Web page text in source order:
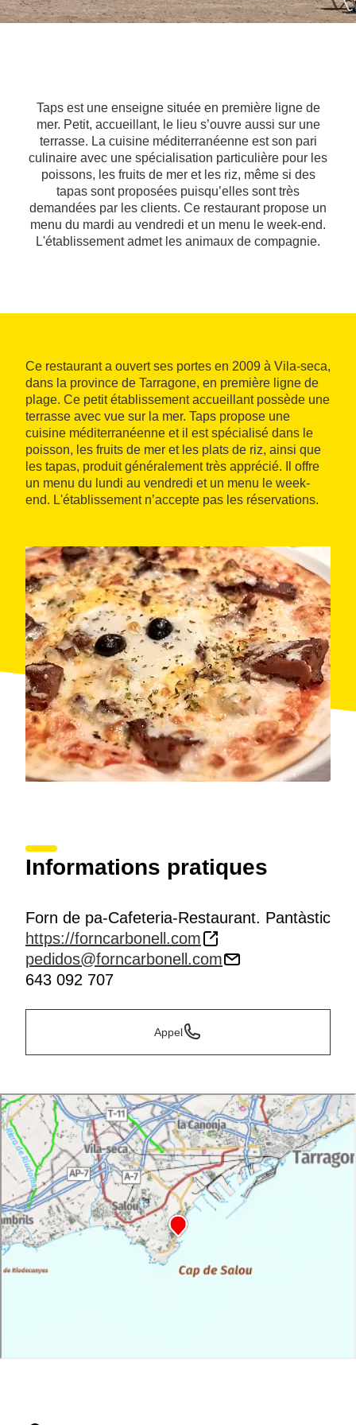
Taps est une enseigne située en première ligne de
mer. Petit, accueillant, le lieu s’ouvre aussi sur une
terrasse. La cuisine méditerranéenne est son pari
culinaire avec une spécialisation particulière pour les
poissons, les fruits de mer et les riz, même si des
tapas sont proposées puisqu’elles sont très
demandées par les clients. Ce restaurant propose un
menu du mardi au vendredi et un menu le week-end.
L'établissement admet les animaux de compagnie.
Ce restaurant a ouvert ses portes en 2009 à Vila-seca,
dans la province de Tarragone, en première ligne de
plage. Ce petit établissement accueillant possède une
terrasse avec vue sur la mer. Taps propose une
cuisine méditerranéenne et il est spécialisé dans le
poisson, les fruits de mer et les plats de riz, ainsi que
les tapas, produit généralement très apprécié. Il offre
un menu du lundi au vendredi et un menu le week-
end. L'établissement n’accepte pas les réservations.
Informations pratiques
Forn de pa-Cafeteria-Restaurant. Pantàstic
https://forncarbonell.com
pedidos@forncarbonell.com
643 092 707
Appel